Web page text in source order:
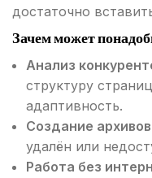
достаточно
Зачем может
Анализ
структуру
адаптивность.
Создание
удалён или
Работа без